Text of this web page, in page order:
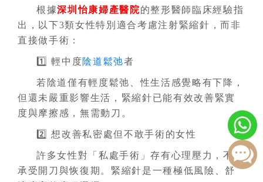
根據深圳怡康婦產醫院的整形醫師臨床經驗指
出，以下3類女性特別適合考慮注射緊縮針，而非
直接做手術：
1️⃣ 輕中度陰道鬆弛者
若陰道僅有輕度鬆弛、性生活感覺略有下降，
但還未嚴重影響生活，緊縮針已能有效改善緊實
度與摩擦感，無需動刀。
2️⃣ 想改善私密處但不敢手術的女性
許多女性對「私處手術」存有心理壓力，不願
承受開刀與恢復期。緊縮針是一種極低風險、舒